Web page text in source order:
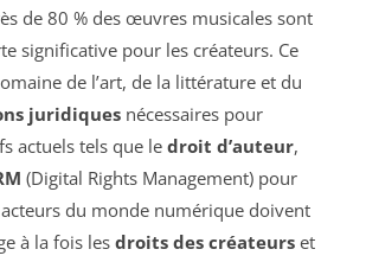
de 80 % des œuvres musicales sont
significative pour les créateurs. Ce
de l’art, de la littérature et du
juridiques nécessaires pour
actuels tels que le droit d’auteur,
(Digital Rights Management) pour
acteurs du monde numérique doivent
à la fois lesdroits des créateurs et